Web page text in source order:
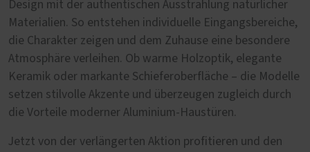
Design mit der authentischen Ausstrahlung natürlicher
Materialien. So entstehen individuelle Eingangsbereiche,
die Charakter zeigen und dem Zuhause eine besondere
Atmosphäre verleihen. Ob warme Holzoptik, elegante
Keramik oder markante Schieferoberfläche – die Modelle
setzen stilvolle Akzente und überzeugen zugleich durch
die Vorteile moderner Aluminium-Haustüren.
Jetzt von der verlängerten Aktion profitieren und den